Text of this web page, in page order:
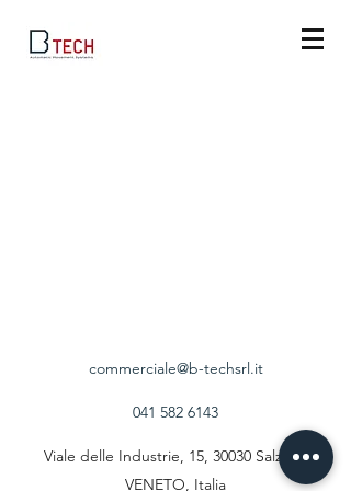
commerciale@b-techsrl.it
041 582 6143
Viale delle Industrie, 15, 30030 Salzano
VENETO, Italia